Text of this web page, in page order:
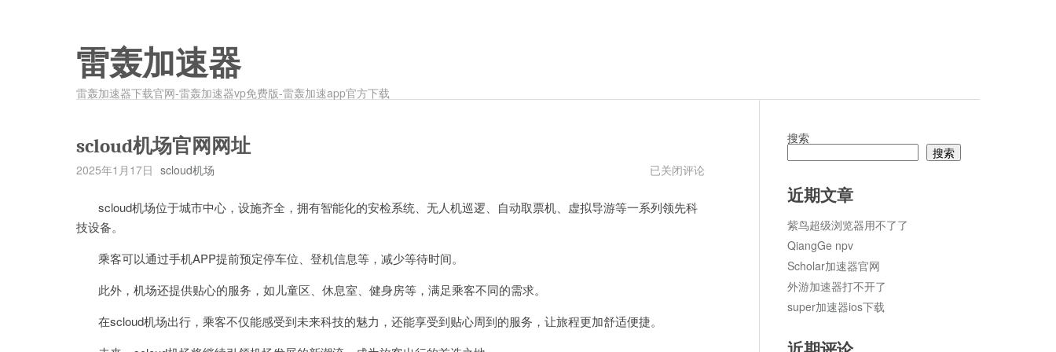
雷轰加速器
雷轰加速器下载官网-雷轰加速器vp免费版-雷轰加速app官方下载
scloud机场官网网址
2025年1月17日 scloud机场
scloud
官
已关闭评论
scloud机场位于城市中心，设施齐全，拥有智能化的安检系统、无人机巡逻、自动取票机、虚拟导游等一系列领先科
技设备。
乘客可以通过手机APP提前预定停车位、登机信息等，减少等待时间。
此外，机场还提供贴心的服务，如儿童区、休息室、健身房等，满足乘客不同的需求。
在scloud机场出行，乘客不仅能感受到未来科技的魅力，还能享受到贴心周到的服务，让旅程更加舒适便捷。
搜索
搜索
近期文章
紫鸟超级浏览器用不了了
QiangGe npv
Scholar加速器官网
外游加速器打不开了
super加速器ios下载